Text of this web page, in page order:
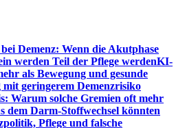
Demenz: Wenn die Akutphase
werden Teil der Pflege werdenKI-
als Bewegung und gesunde
geringerem Demenzrisiko
Warum solche Gremien oft mehr
dem Darm-Stoffwechsel könnten
Pflege und falsche